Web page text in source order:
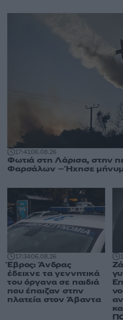
17:4106.08.26
Φωτιά στη Λάρισα, στην
Φαρσάλων – Ήχησε
17:3406.08.26
Έβρος: Άνδρας
έδειχνε τα γεννητικά
του όργανα σε παιδιά
που έπαιζαν στην
πλατεία στον Άβαντα